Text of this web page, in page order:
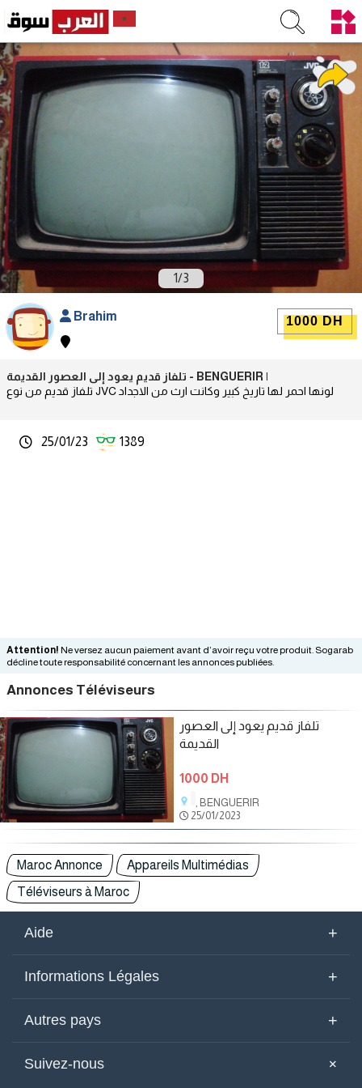
1/3
Brahim 1000 DH
تلفاز قديم يعود إلى العصور القديمة - BENGUERIR |
تلفاز قديم من نوع JVC لونها احمر لها تاريخ كبير وكانت ارث من الاجداد
25/01/23 1389
Attention! Ne versez aucun paiement avant d’avoir reçu votre produit. Sogarab
décline toute responsabilité concernant les annonces publiées.
Annonces Téléviseurs
تلفاز قديم يعود إلى العصور
القديمة
1000 DH
, BENGUERIR
25/01/2023
Maroc Annonce
Appareils Multimédias
Téléviseurs à Maroc
Aide +
Qui Sommes-Nous
Plan du Site
Informations Légales +
Conditions d'utilisation
Autres pays +
Émirats Arabes
Suivez-nous +